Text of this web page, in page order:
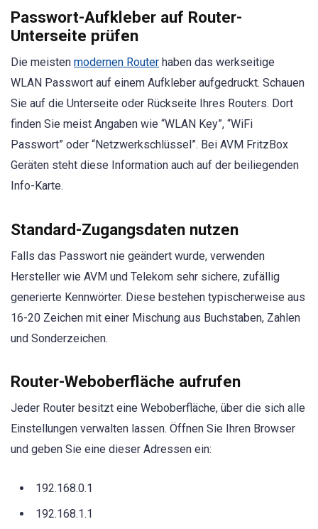
Passwort-Aufkleber auf Router-
Unterseite prüfen
Die meisten modernen Router haben das werkseitige
WLAN Passwort auf einem Aufkleber aufgedruckt. Schauen
Sie auf die Unterseite oder Rückseite Ihres Routers. Dort
finden Sie meist Angaben wie “WLAN Key”, “WiFi
Passwort” oder “Netzwerkschlüssel”. Bei AVM FritzBox
Geräten steht diese Information auch auf der beiliegenden
Info-Karte.
Standard-Zugangsdaten nutzen
Falls das Passwort nie geändert wurde, verwenden
Hersteller wie AVM und Telekom sehr sichere, zufällig
generierte Kennwörter. Diese bestehen typischerweise aus
16-20 Zeichen mit einer Mischung aus Buchstaben, Zahlen
und Sonderzeichen.
Router-Weboberfläche aufrufen
Jeder Router besitzt eine Weboberfläche, über die sich alle
Einstellungen verwalten lassen. Öffnen Sie Ihren Browser
und geben Sie eine dieser Adressen ein:
192.168.0.1
192.168.1.1